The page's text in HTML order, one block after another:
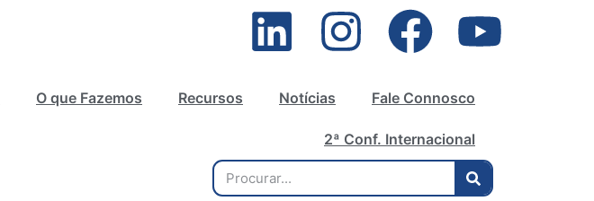
O que Fazemos Recursos Notícias Fale Connosco
2ª Conf. Internacional